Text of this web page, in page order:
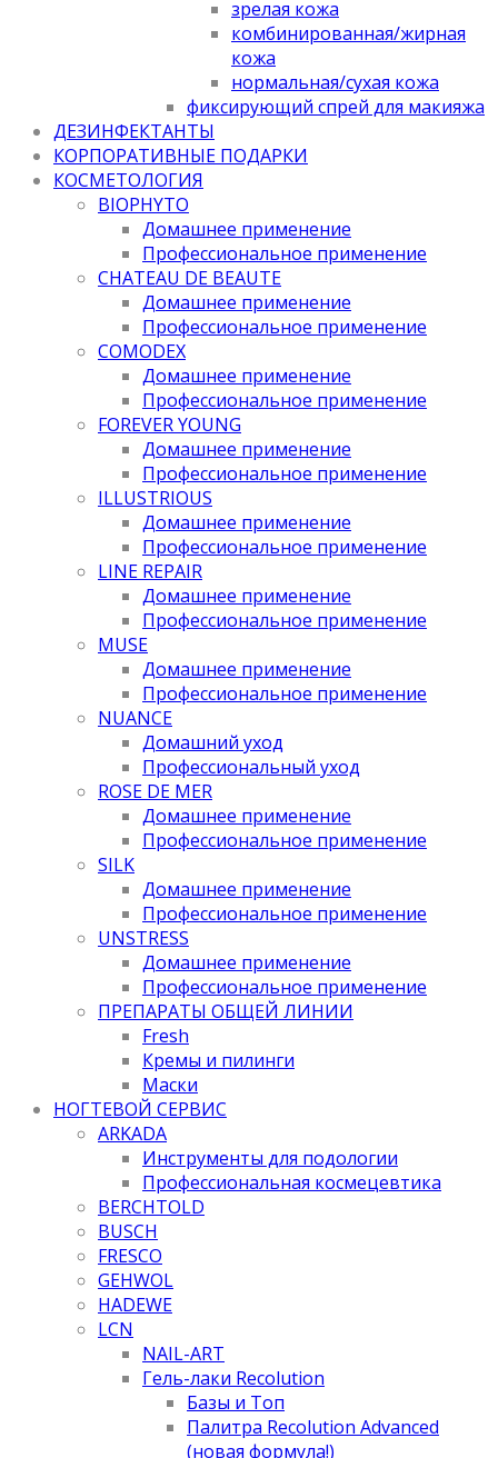
зрелая кожа
комбинированная/жирная
кожа
нормальная/cухая кожа
фиксирующий спрей для макияжа
ДЕЗИНФЕКТАНТЫ
КОРПОРАТИВНЫЕ ПОДАРКИ
КОСМЕТОЛОГИЯ
BIOPHYTO
Домашнее применение
Профессиональное применение
CHATEAU DE BEAUTE
Домашнее применение
Профессиональное применение
COMODEX
Домашнее применение
Профессиональное применение
FOREVER YOUNG
Домашнее применение
Профессиональное применение
ILLUSTRIOUS
Домашнее применение
Профессиональное применение
LINE REPAIR
Домашнее применение
Профессиональное применение
MUSE
Домашнее применение
Профессиональное применение
NUANCE
Домашний уход
Профессиональный уход
ROSE DE MER
Домашнее применение
Профессиональное применение
SILK
Домашнее применение
Профессиональное применение
UNSTRESS
Домашнее применение
Профессиональное применение
ПРЕПАРАТЫ ОБЩЕЙ ЛИНИИ
Fresh
Кремы и пилинги
Маски
НОГТЕВОЙ СЕРВИС
ARKADA
Инструменты для подологии
Профессиональная космецевтика
BERCHTOLD
BUSCH
FRESCO
GEHWOL
HADEWE
LCN
NAIL-ART
Гель-лаки Recolution
Базы и Топ
Палитра Recolution Advanced
(новая формула!)